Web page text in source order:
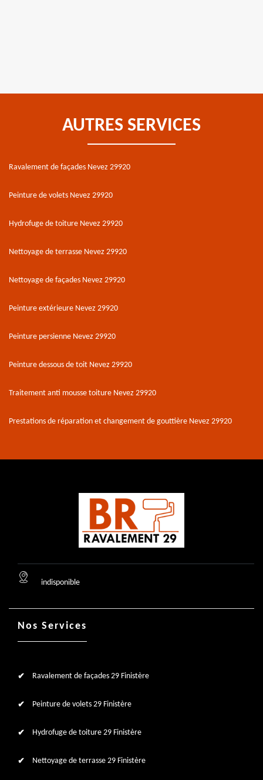
AUTRES SERVICES
Ravalement de façades Nevez 29920
Peinture de volets Nevez 29920
Hydrofuge de toiture Nevez 29920
Nettoyage de terrasse Nevez 29920
Nettoyage de façades Nevez 29920
Peinture extérieure Nevez 29920
Peinture persienne Nevez 29920
Peinture dessous de toit Nevez 29920
Traitement anti mousse toiture Nevez 29920
Prestations de réparation et changement de gouttière Nevez 29920
indisponible
Nos Services
Ravalement de façades 29 Finistère
Peinture de volets 29 Finistère
Hydrofuge de toiture 29 Finistère
Nettoyage de terrasse 29 Finistère